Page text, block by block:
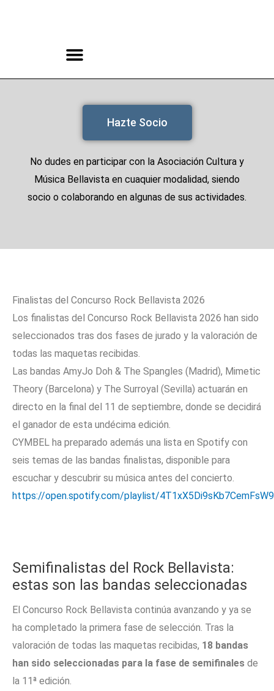
Hazte Socio
No dudes en participar con la Asociación Cultura y
Música Bellavista en cuaquier modalidad, siendo
socio o colaborando en algunas de sus actividades.
Finalistas del Concurso Rock Bellavista 2026
Los finalistas del Concurso Rock Bellavista 2026 han sido
seleccionados tras dos fases de jurado y la valoración de
todas las maquetas recibidas.
Las bandas AmyJo Doh & The Spangles (Madrid), Mimetic
Theory (Barcelona) y The Surroyal (Sevilla) actuarán en
directo en la final del 11 de septiembre, donde se decidirá
el ganador de esta undécima edición.
CYMBEL ha preparado además una lista en Spotify con
seis temas de las bandas finalistas, disponible para
escuchar y descubrir su música antes del concierto.
https://open.spotify.com/playlist/
Semifinalistas del Rock Bellavista:
estas son las bandas seleccionadas
El Concurso Rock Bellavista continúa avanzando y ya se
ha completado la primera fase de selección. Tras la
valoración de todas las maquetas recibidas, 18 bandas
han sido seleccionadas para la fase de semifinales de
la 11ª edición.